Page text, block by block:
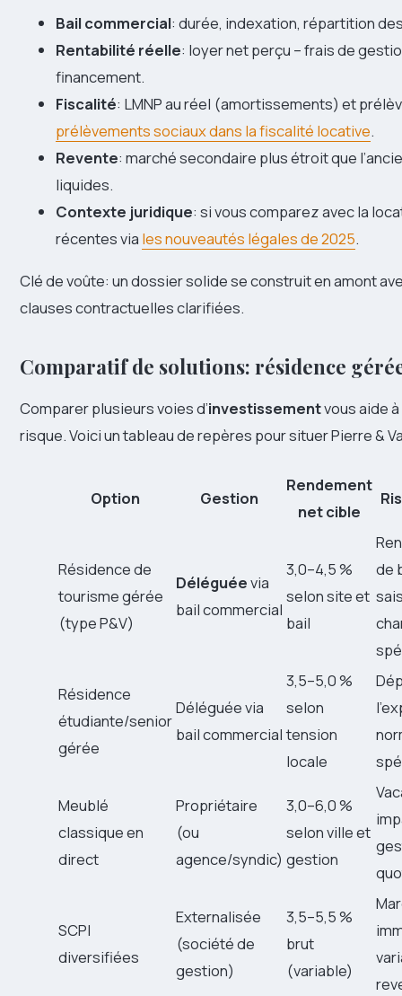
Bail commercial: durée, indexation, répartition
Rentabilité réelle: loyer net perçu – frais de
financement.
Fiscalité: LMNP au réel (amortissements) et
prélèvements sociaux dans la fiscalité locative.
Revente: marché secondaire plus étroit que
liquides.
Contexte juridique: si vous comparez avec la
récentes via les nouveautés légales de 2025.
Clé de voûte: un dossier solide se construit en amont
clauses contractuelles clarifiées.
Comparatif de solutions: résidence
Comparer plusieurs voies d’investissementvous aide
risque. Voici un tableau de repères pour situer Pierre &
Option Gestion
Rendement
net cible
Résidence de
tourisme gérée
(type P&V)
Déléguéevia
bail commercial
3,0–4,5 %
selon site et
bail
de
Résidence
étudiante/senior
gérée
Déléguée via
bail commercial
3,5–5,0 %
selon
tension
locale
Meublé
classique en
direct
Propriétaire
(ou
agence/syndic)
3,0–6,0 %
selon ville et
gestion
SCPI
diversifiées
Externalisée
(société de
gestion)
3,5–5,5 %
brut
(variable)